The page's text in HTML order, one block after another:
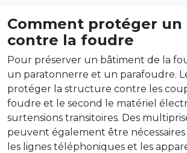
Comment protéger
contre la foudre
Pour préserver un bâtiment de la
un paratonnerre et un parafoudre.
protéger la structure contre les
foudre et le second le matériel
surtensions transitoires. Des
peuvent également être
les lignes téléphoniques et les